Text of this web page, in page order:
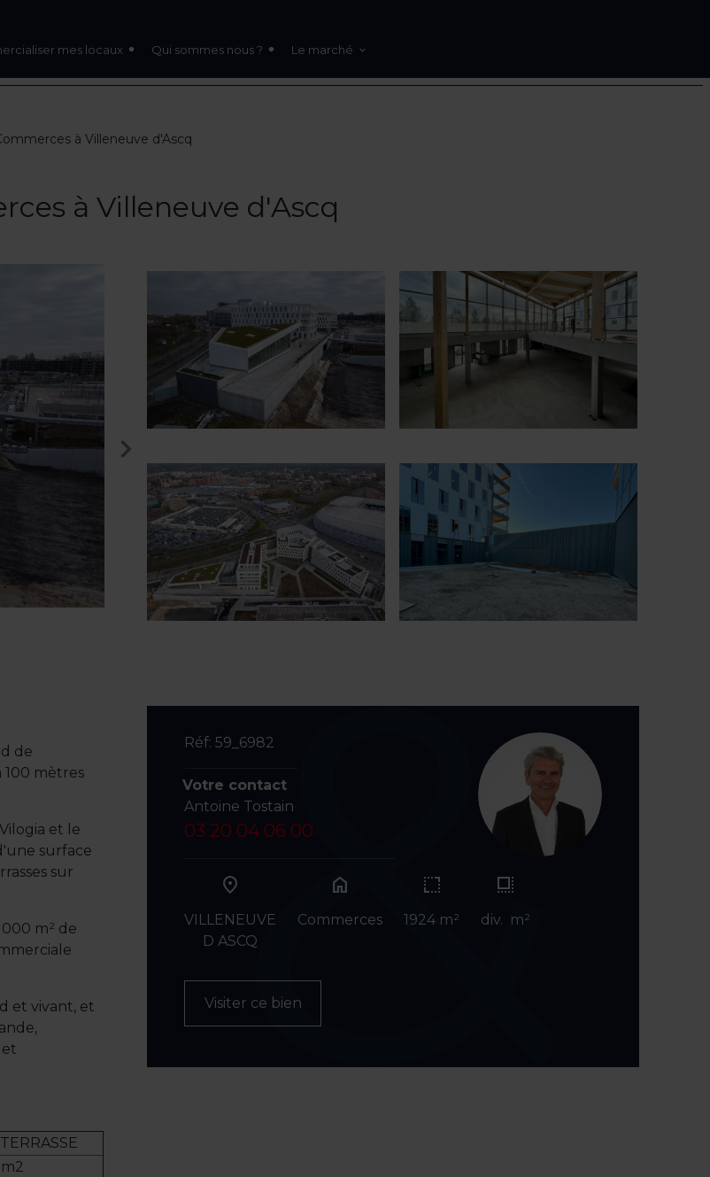
mes locaux Qui sommes nous ? Le marché
à Villeneuve d'Ascq
à Villeneuve d'Ascq
de
mètres
et le
surface
sur
m² de
et vivant, et
et
TERRASSE
m2
Réf: 59_6982
Votre contact
Antoine Tostain
03 20 04 06 00
VILLENEUVE
D ASCQ
home
Commerces 1924 m² div. m²
Visiter ce bien